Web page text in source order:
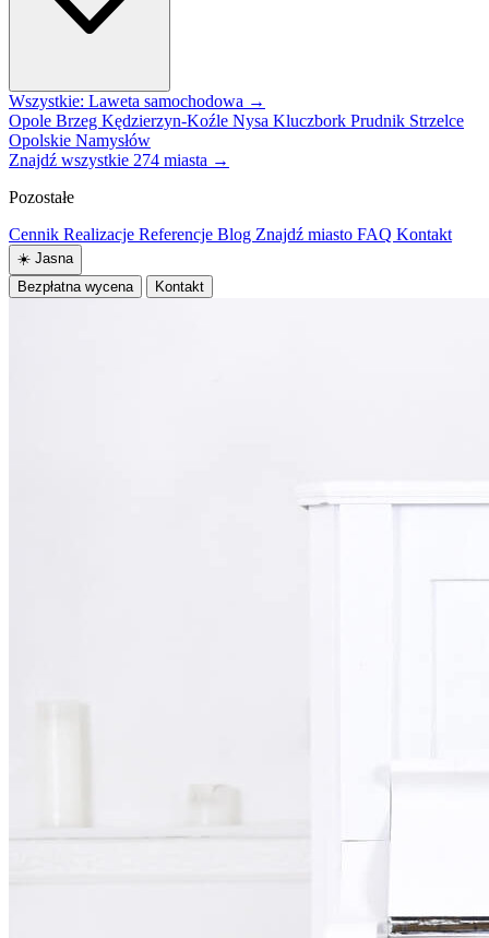
Wszystkie: Laweta samochodowa →
Opole Brzeg Kędzierzyn-Koźle Nysa Kluczbork Prudnik Strzelce
Opolskie Namysłów
Znajdź wszystkie 274 miasta →
Pozostałe
Cennik Realizacje Referencje Blog Znajdź miasto FAQ Kontakt
☀️ Jasna
Bezpłatna wycena
Kontakt